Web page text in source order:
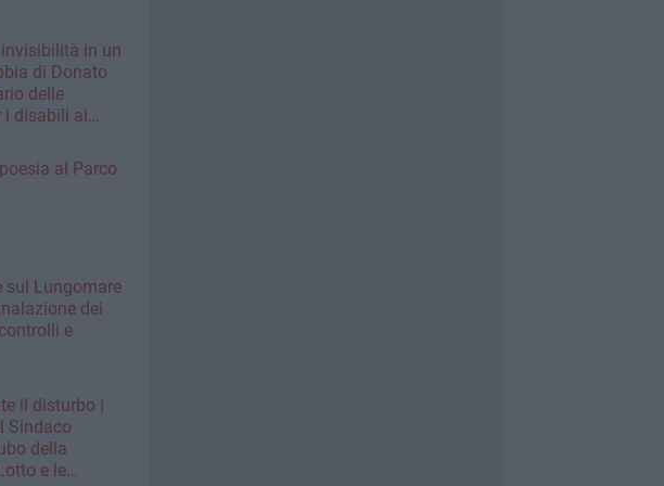
in un
di Donato
delle
i disabili ai
al Parco
sul Lungomare
dei
e
il disturbo |
Sindaco
della
e le